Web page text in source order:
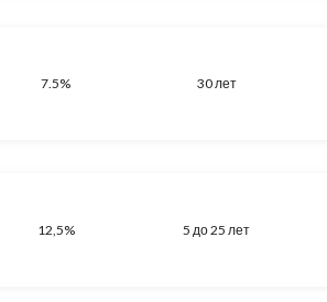
7.5% 30 лет
12,5% 5 до 25 лет